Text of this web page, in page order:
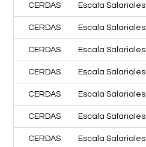
CERDAS Escala Salariales
CERDAS Escala Salariales
CERDAS Escala Salariales
CERDAS Escala Salariales
CERDAS Escala Salariales
CERDAS Escala Salariales
CERDAS Escala Salariales